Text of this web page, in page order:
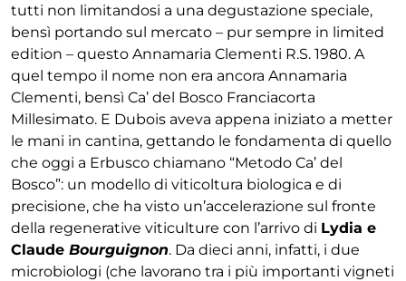
tutti non limitandosi a una degustazione speciale,
bensì portando sul mercato – pur sempre in limited
edition – questo Annamaria Clementi R.S. 1980. A
quel tempo il nome non era ancora Annamaria
Clementi, bensì Ca’ del Bosco Franciacorta
Millesimato. E Dubois aveva appena iniziato a metter
le mani in cantina, gettando le fondamenta di quello
che oggi a Erbusco chiamano “Metodo Ca’ del
Bosco”: un modello di viticoltura biologica e di
precisione, che ha visto un’accelerazione sul fronte
della regenerative viticulture con l’arrivo di Lydia e
Claude Bourguignon. Da dieci anni, infatti, i due
microbiologi (che lavorano tra i più importanti vigneti